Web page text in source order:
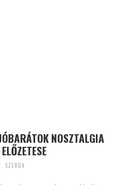
NOSZTALGIA
SZERDA